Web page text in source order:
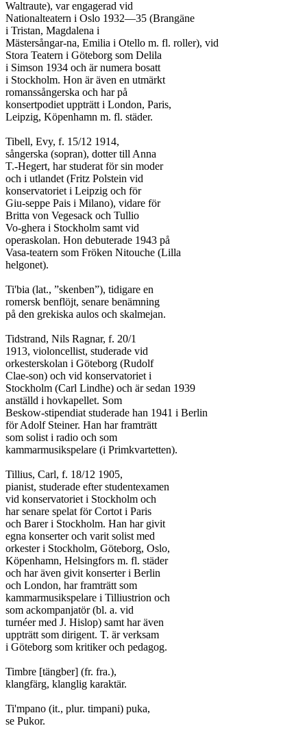
Waltraute), var engagerad vid
Nationalteatern i Oslo 1932—35 (Brangäne
i Tristan, Magdalena i
Mästersångar-na, Emilia i Otello m. fl. roller), vid
Stora Teatern i Göteborg som Delila
i Simson 1934 och är numera bosatt
i Stockholm. Hon är även en utmärkt
romanssångerska och har på
konsertpodiet uppträtt i London, Paris,
Leipzig, Köpenhamn m. fl. städer.
Tibell, Evy, f. 15/12 1914,
sångerska (sopran), dotter till Anna
T.-Hegert, har studerat för sin moder
och i utlandet (Fritz Polstein vid
konservatoriet i Leipzig och för
Giu-seppe Pais i Milano), vidare för
Britta von Vegesack och Tullio
Vo-ghera i Stockholm samt vid
operaskolan. Hon debuterade 1943 på
Vasa-teatern som Fröken Nitouche (Lilla
helgonet).
Ti'bia (lat., ”skenben”), tidigare en
romersk benflöjt, senare benämning
på den grekiska aulos och skalmejan.
Tidstrand, Nils Ragnar, f. 20/1
1913, violoncellist, studerade vid
orkesterskolan i Göteborg (Rudolf
Clae-son) och vid konservatoriet i
Stockholm (Carl Lindhe) och är sedan 1939
anställd i hovkapellet. Som
Beskow-stipendiat studerade han 1941 i Berlin
för Adolf Steiner. Han har framträtt
som solist i radio och som
kammarmusikspelare (i Primkvartetten).
Tillius, Carl, f. 18/12 1905,
pianist, studerade efter studentexamen
vid konservatoriet i Stockholm och
har senare spelat för Cortot i Paris
och Barer i Stockholm. Han har givit
egna konserter och varit solist med
orkester i Stockholm, Göteborg, Oslo,
Köpenhamn, Helsingfors m. fl. städer
och har även givit konserter i Berlin
och London, har framträtt som
kammarmusikspelare i Tilliustrion och
som ackompanjatör (bl. a. vid
turnéer med J. Hislop) samt har även
uppträtt som dirigent. T. är verksam
i Göteborg som kritiker och pedagog.
Timbre [tängber] (fr. fra.),
klangfärg, klanglig karaktär.
Ti'mpano (it., plur. timpani) puka,
se Pukor.